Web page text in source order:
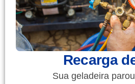
Recarga
Sua geladeira